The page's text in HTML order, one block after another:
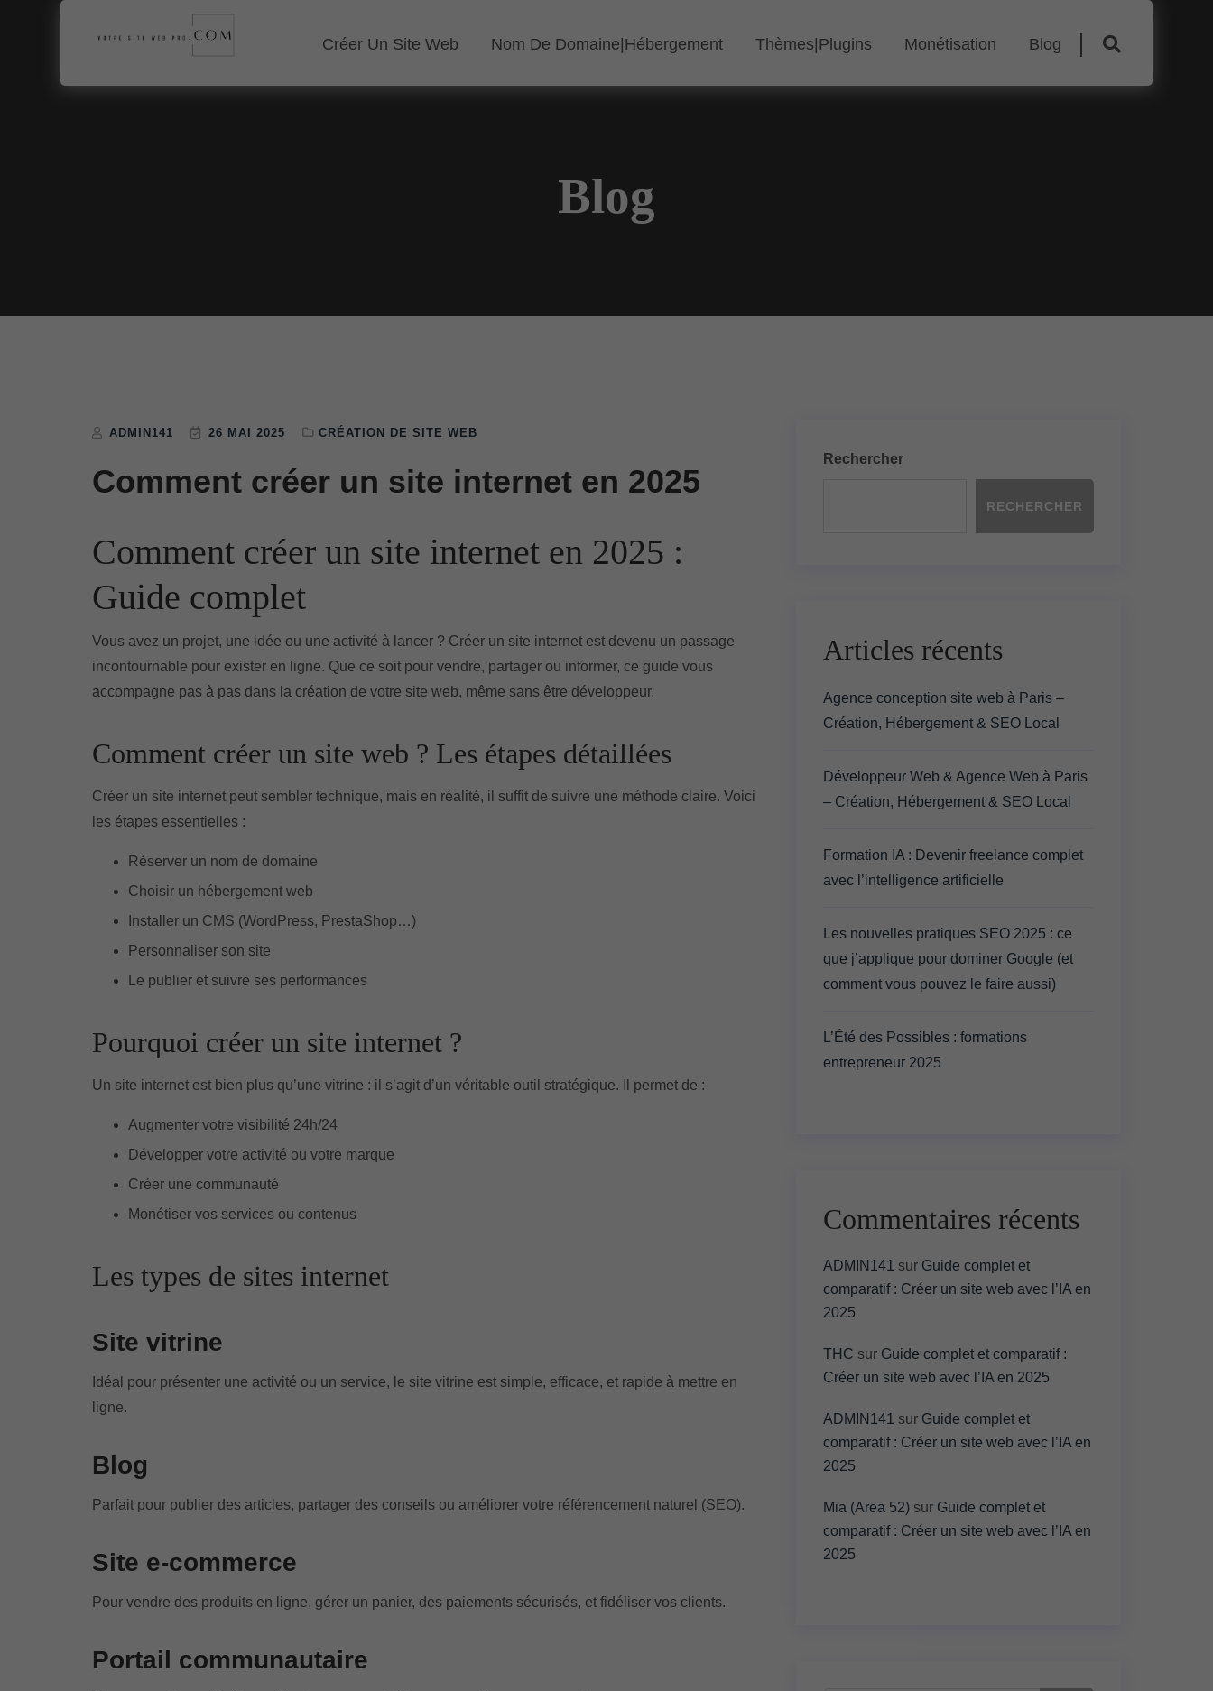
Créer Un Site Web Nom De Domaine|Hébergement Thèmes|Plugins Monétisation Blog
Blog
ADMIN141 26 MAI 2025 CRÉATION DE SITE WEB
Comment créer un site internet en 2025
Comment créer un site internet en 2025 :
Guide complet
Vous avez un projet, une idée ou une activité à lancer ? Créer un site internet est devenu un passage
incontournable pour exister en ligne. Que ce soit pour vendre, partager ou informer, ce guide vous
accompagne pas à pas dans la création de votre site web, même sans être développeur.
Comment créer un site web ? Les étapes détaillées
Créer un site internet peut sembler technique, mais en réalité, il suffit de suivre une méthode claire. Voici
les étapes essentielles :
Réserver un nom de domaine
Choisir un hébergement web
Installer un CMS (WordPress, PrestaShop…)
Personnaliser son site
Le publier et suivre ses performances
Pourquoi créer un site internet ?
Un site internet est bien plus qu’une vitrine : il s’agit d’un véritable outil stratégique. Il permet de :
Augmenter votre visibilité 24h/24
Développer votre activité ou votre marque
Créer une communauté
Monétiser vos services ou contenus
Les types de sites internet
Site vitrine
Idéal pour présenter une activité ou un service, le site vitrine est simple, efficace, et rapide à mettre en
ligne.
Blog
Parfait pour publier des articles, partager des conseils ou améliorer votre référencement naturel (SEO).
Site e-commerce
Pour vendre des produits en ligne, gérer un panier, des paiements sécurisés, et fidéliser vos clients.
Portail communautaire
Rechercher
RECHERCHER
Articles récents
Agence conception site web à Paris –
Création, Hébergement & SEO Local
Développeur Web & Agence Web à Paris
– Création, Hébergement & SEO Local
Formation IA : Devenir freelance complet
avec l’intelligence artificielle
Les nouvelles pratiques SEO 2025 : ce
que j’applique pour dominer Google (et
comment vous pouvez le faire aussi)
L’Été des Possibles : formations
entrepreneur 2025
Commentaires récents
ADMIN141 sur Guide complet et
comparatif : Créer un site web avec l’IA en
2025
THC sur Guide complet et comparatif :
Créer un site web avec l’IA en 2025
ADMIN141 sur Guide complet et
comparatif : Créer un site web avec l’IA en
2025
Mia (Area 52) sur Guide complet et
comparatif : Créer un site web avec l’IA en
2025